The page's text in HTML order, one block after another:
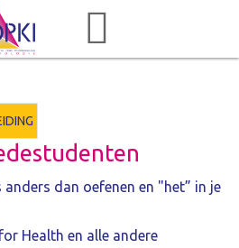
dan oefenen en "het” in je
Health en alle andere